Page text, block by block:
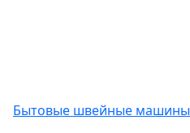
Бытовые швейные машины